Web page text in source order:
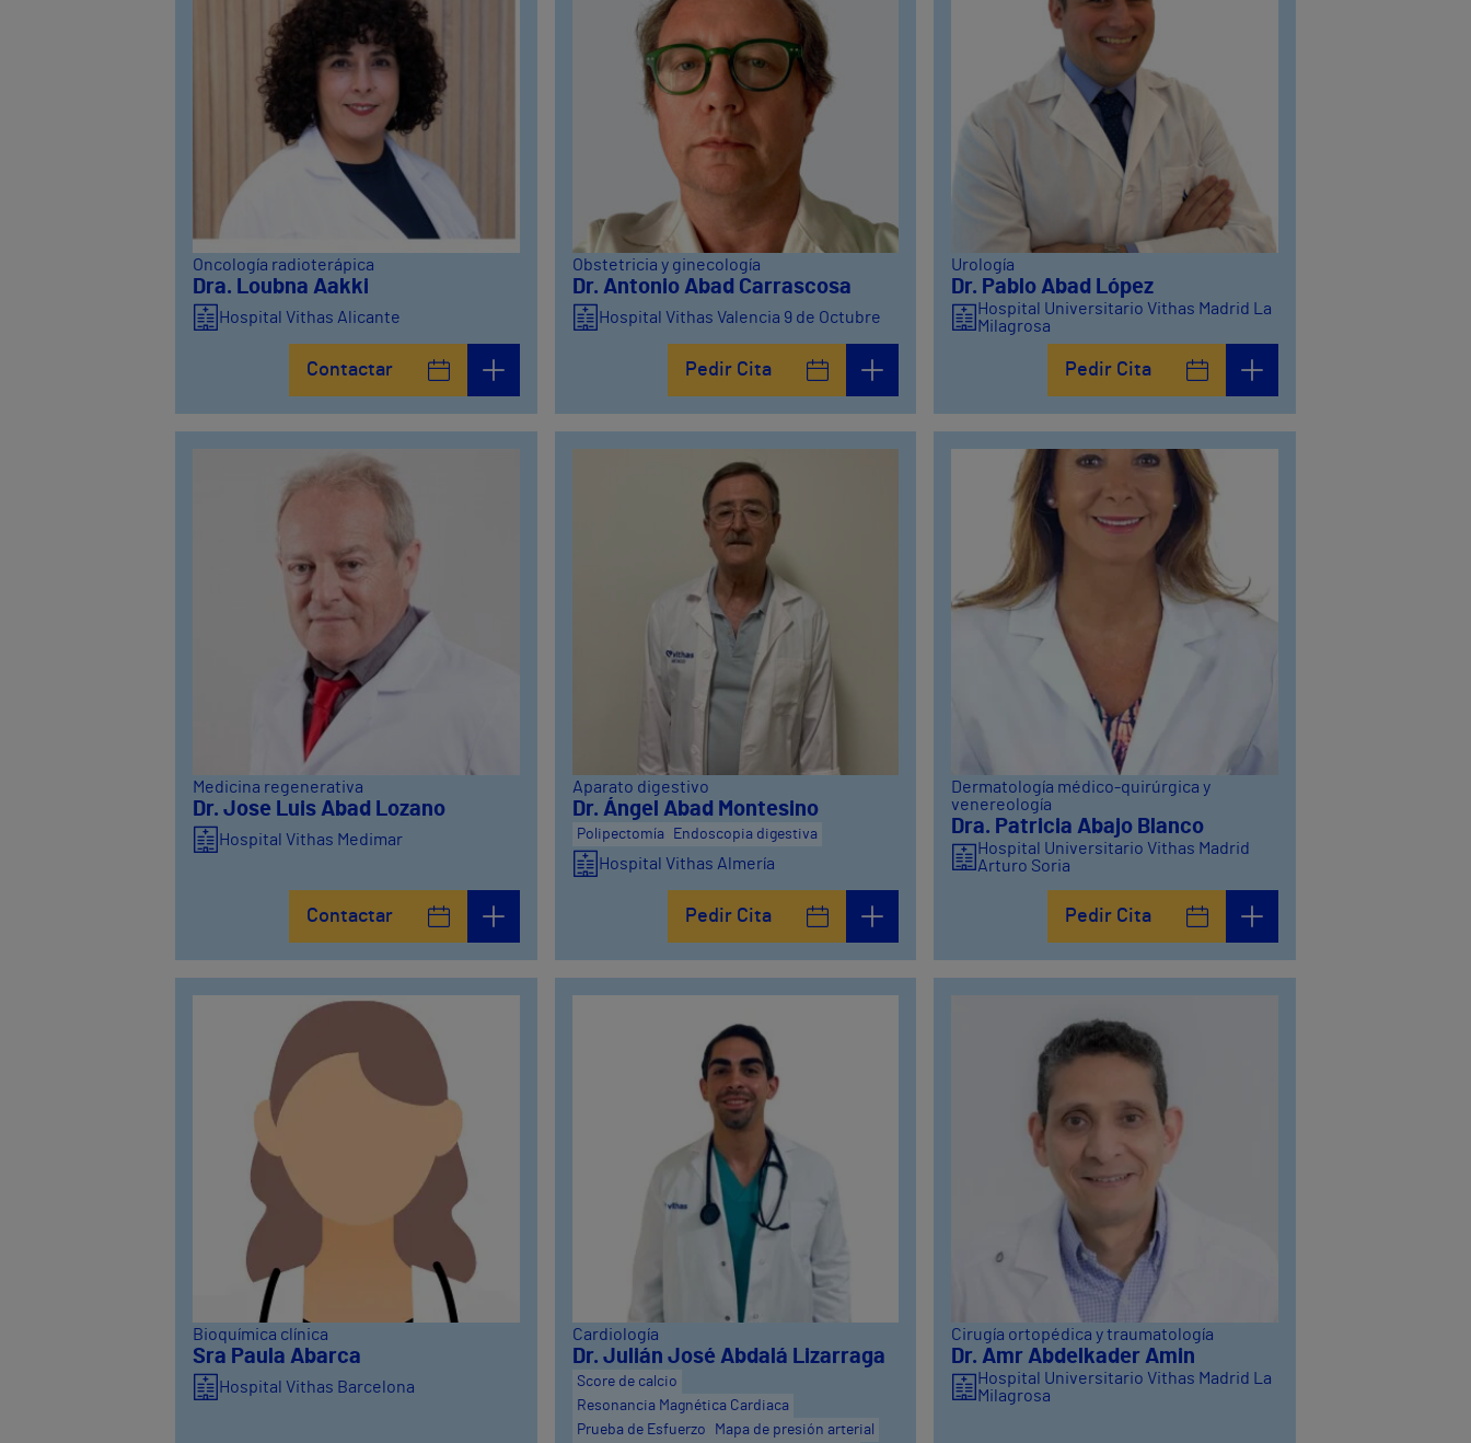
Oncología radioterápica
Dra. Loubna Aakki
Hospital Vithas Alicante
Contactar
Obstetricia y ginecología
Dr. Antonio Abad Carrascosa
Hospital Vithas Valencia 9 de Octubre
Pedir Cita
Urología
Dr. Pablo Abad López
Hospital Universitario Vithas Madrid La
Milagrosa
Pedir Cita
Medicina regenerativa
Dr. Jose Luis Abad Lozano
Hospital Vithas Medimar
Contactar
Aparato digestivo
Dr. Ángel Abad Montesino
Polipectomía Endoscopia digestiva
Hospital Vithas Almería
Pedir Cita
Dermatología médico-quirúrgica y
venereología
Dra. Patricia Abajo Blanco
Hospital Universitario Vithas Madrid
Arturo Soria
Pedir Cita
Bioquímica clínica
Sra Paula Abarca
Hospital Vithas Barcelona
Cardiología
Dr. Julián José Abdalá Lizarraga
Score de calcio
Resonancia Magnética Cardiaca
Prueba de Esfuerzo
Mapa de presión arterial
Cirugía ortopédica y traumatología
Dr. Amr Abdelkader Amin
Hospital Universitario Vithas Madrid La
Milagrosa